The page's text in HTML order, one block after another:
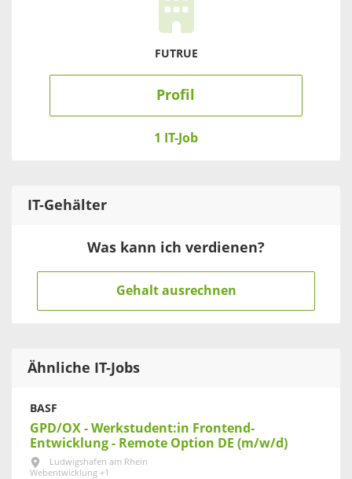
FUTRUE
Profil
1 IT-Job
IT-Gehälter
Was kann ich verdienen?
Gehalt ausrechnen
Ähnliche IT-Jobs
BASF
GPD/OX - Werkstudent:in Frontend-
Entwicklung - Remote Option DE (m/w/d)
Ludwigshafen am Rhein
Webentwicklung +1